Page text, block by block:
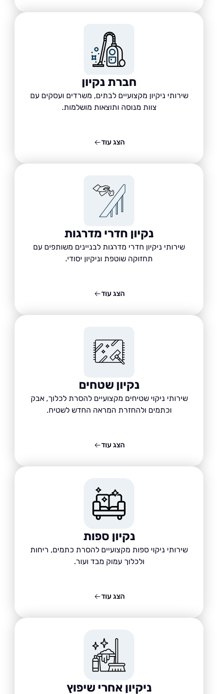
חברת נקיון
שירותי ניקיון מקצועיים לבתים, משרדים ועסקים עם
צוות מנוסה ותוצאות מושלמות.
נקיון חדרי מדרגות
שירותי ניקיון חדרי מדרגות לבניינים משותפים עם
תחזוקה שוטפת וניקיון יסודי.
נקיון שטחים
שירותי ניקוי שטיחים מקצועיים להסרת לכלוך, אבק
וכתמים ולהחזרת המראה החדש לשטיח.
נקיון ספות
שירותי ניקוי ספות מקצועיים להסרת כתמים, ריחות
ולכלוך עמוק מבד ועור.
ניקיון אחרי שיפוץ